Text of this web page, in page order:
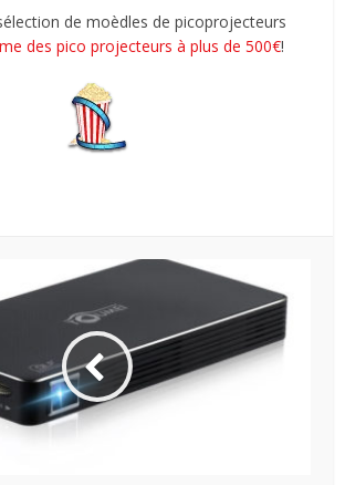
de moèdles de picoprojecteurs
des pico projecteurs à plus de 500€!